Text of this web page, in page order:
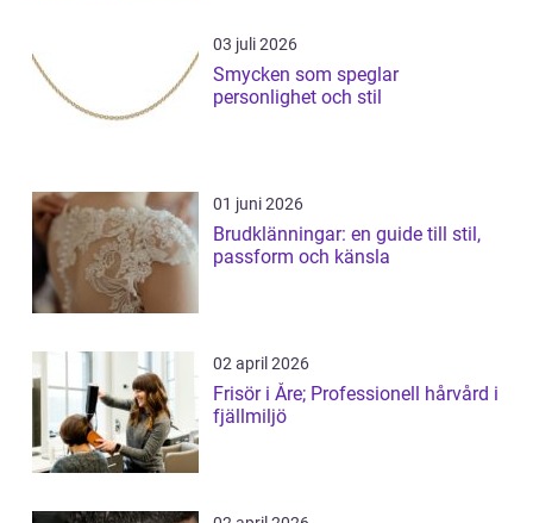
03 juli 2026
Smycken som speglar
personlighet och stil
01 juni 2026
Brudklänningar: en guide till stil,
passform och känsla
02 april 2026
Frisör i Åre; Professionell hårvård i
fjällmiljö